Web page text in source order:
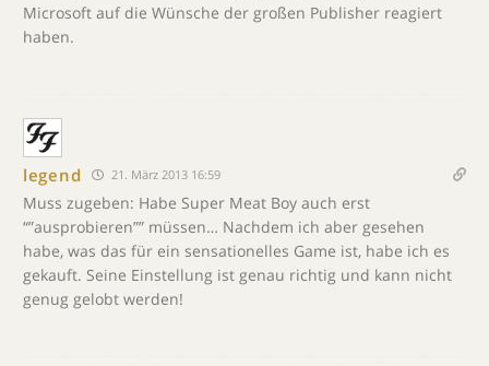
Microsoft auf die Wünsche der großen Publisher reagiert
haben.
legend 21. März 2013 16:59
Muss zugeben: Habe Super Meat Boy auch erst
“”ausprobieren”” müssen… Nachdem ich aber gesehen
habe, was das für ein sensationelles Game ist, habe ich es
gekauft. Seine Einstellung ist genau richtig und kann nicht
genug gelobt werden!